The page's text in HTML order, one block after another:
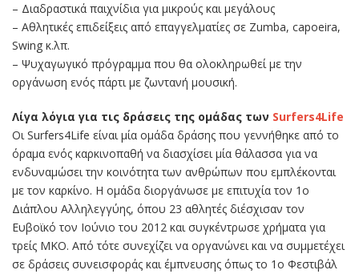
– Διαδραστικά παιχνίδια για μικρούς και μεγάλους
– Αθλητικές επιδείξεις από επαγγελματίες σε Zumba, capoeira,
Swing κ.λπ.
– Ψυχαγωγικό πρόγραμμα που θα ολοκληρωθεί με την
οργάνωση ενός πάρτι με ζωντανή μουσική.
Λίγα λόγια για τις δράσεις της ομάδας των Surfers4Life
Οι Surfers4Life είναι µία ομάδα δράσης που γεννήθηκε από το
όραμα ενός καρκινοπαθή να διασχίσει µία θάλασσα για να
ενδυναμώσει την κοινότητα των ανθρώπων που εμπλέκονται
µε τον καρκίνο. Η ομάδα διοργάνωσε µε επιτυχία τον 1o
Διάπλου Αλληλεγγύης, όπου 23 αθλητές διέσχισαν τον
Ευβοϊκό τον Ιούνιο του 2012 και συγκέντρωσε χρήματα για
τρείς ΜΚΟ. Από τότε συνεχίζει να οργανώνει και να συμμετέχει
σε δράσεις συνεισφοράς και έμπνευσης όπως το 1ο Φεστιβάλ